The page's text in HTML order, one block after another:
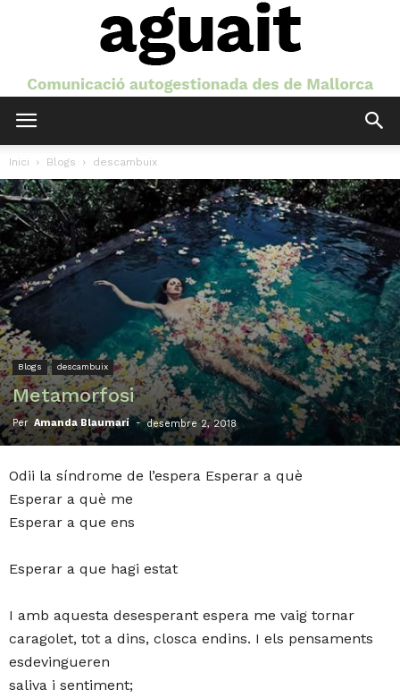
Inici Blogs descambuix
Blogs descambuix
Metamorfosi
Per Amanda Blaumarí - desembre 2, 2018
Odii la síndrome de l’espera Esperar a què
Esperar a què me
Esperar a que ens
Esperar a que hagi estat
I amb aquesta desesperant espera me vaig tornar
caragolet, tot a dins, closca endins. I els pensaments
esdevingueren
saliva i sentiment;